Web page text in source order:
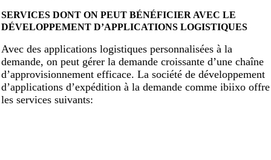
SERVICES DONT ON PEUT BÉNÉFICIER AVEC LE
DÉVELOPPEMENT D’APPLICATIONS LOGISTIQUES
Avec des applications logistiques personnalisées à la
demande, on peut gérer la demande croissante d’une chaîne
d’approvisionnement efficace. La société de développement
d’applications d’expédition à la demande comme ibiixo offre
les services suivants: